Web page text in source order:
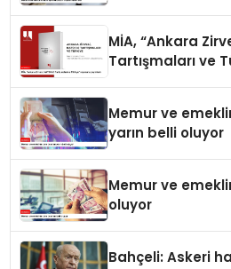
MİA, “Ankara
Tartışmaları ve
Memur ve
yarın belli oluyor
Memur ve
oluyor
Bahçeli: Askeri